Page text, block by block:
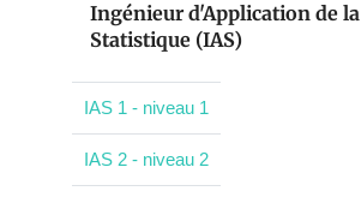
Ingénieur d'Application de la
Statistique (IAS)
IAS 1 - niveau 1
IAS 2 - niveau 2